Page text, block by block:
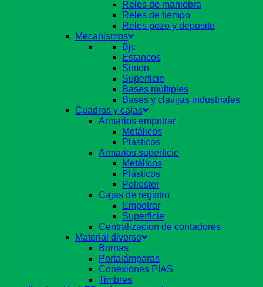
Reles de maniobra
Reles de tiempo
Reles pozo y deposito
Mecanismos
Bjc
Estancos
Simon
Superficie
Bases múltiples
Bases y clavijas industriales
Cuadros y cajas
Armarios empotrar
Metálicos
Plásticos
Armarios superficie
Metálicos
Plásticos
Poliester
Cajas de registro
Empotrar
Superficie
Centralizacion de contadores
Material diverso
Bornas
Portalámparas
Conexiones PIAS
Timbres